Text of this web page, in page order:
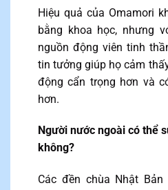
Hiệu quả của Omamori
bằng khoa học, nhưng
nguồn động viên tinh
tin tưởng giúp họ cảm
động cẩn trọng hơn và
hơn.
Người nước ngoài có thể
không?
Các đền chùa Nhật